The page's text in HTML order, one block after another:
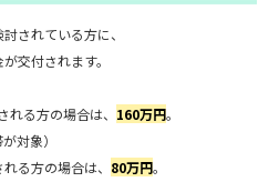
されている方に、
交付されます。
れる方の場合は、 160万円。
象）
れる方の場合は、 80万円。